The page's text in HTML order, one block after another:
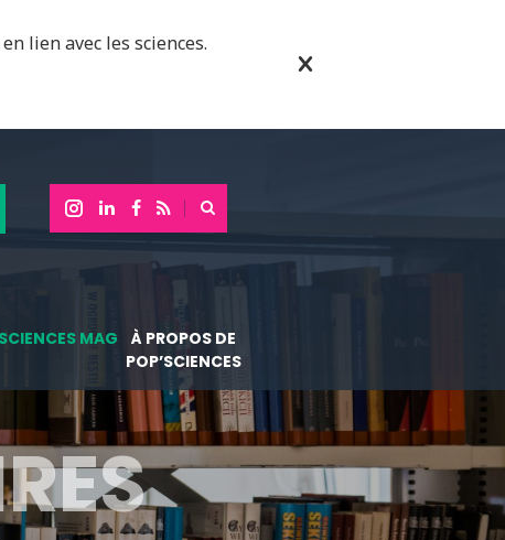
lien avec les sciences.
MAG
À PROPOS DE
POP’SCIENCES